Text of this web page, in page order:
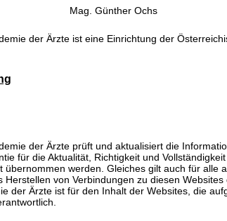
Mag. Günther Ochs
der Ärzte ist eine Einrichtung der
der Ärzte prüft und aktualisiert die
für die Aktualität, Richtigkeit und
übernommen werden. Gleiches gilt auch für alle
Herstellen von Verbindungen zu diesen
der Ärzte ist für den Inhalt der Websites, die